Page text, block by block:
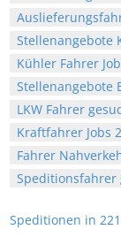
Stellenangebote
Kühler Fahrer
Stellenangebote
LKW Fahrer
Kraftfahrer Jobs
Fahrer
Speditionsfahrer
Speditionen in